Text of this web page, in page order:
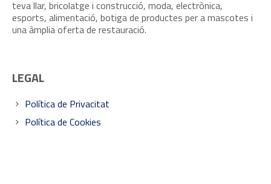
teva llar, bricolatge i construcció, moda, electrònica,
esports, alimentació, botiga de productes per a mascotes i
una àmplia oferta de restauració.
LEGAL
Política de Privacitat
Política de Cookies